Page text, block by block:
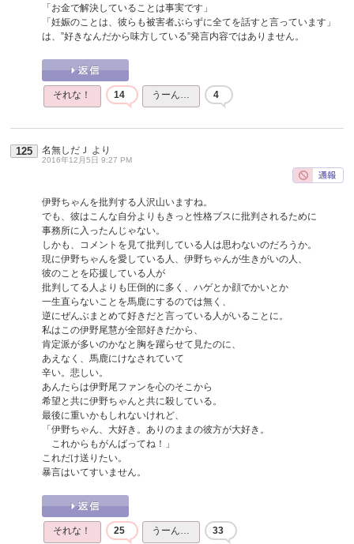
「お金で解決していることは事実です」
「妊娠のことは、彼らも被害者ぶらずに全てを話すと言っています」
は、”好きなんだから味方している”発言内容ではありません。
それな！ 14 うーん… 4
125 名無しだＪ より
2016年12月5日 9:27 PM
伊野ちゃんを批判する人沢山いますね。
でも、彼はこんな自分よりもきっと性格ブスに批判されるために
事務所に入ったんじゃない。
しかも、コメントを見て批判している人は思わないのだろうか。
現に伊野ちゃんを愛している人、伊野ちゃんが生きがいの人、
彼のことを応援している人が
批判してる人よりも圧倒的に多く、ハゲとか顔でかいとか
一生直らないことを馬鹿にするのでは無く、
逆にぜんぶまとめて好きだと言っている人がいることに。
私はこの伊野尾慧が全部好きだから、
肯定派が多いのかなと胸を躍らせて見たのに、
あえなく、馬鹿にけなされていて
辛い。悲しい。
あんたらは伊野尾ファンを心のそこから
希望と共に伊野ちゃんと共に殺している。
最後に重いかもしれないけれど、
「伊野ちゃん、大好き。ありのままの彼方が大好き。
これからもがんばってね！」
これだけ送りたい。
暴言はいてすいません。
それな！ 25 うーん… 33